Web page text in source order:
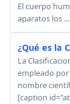
El cuerpo
aparatos los ...
¿Qué es la
La
empleado por
nombre
[caption